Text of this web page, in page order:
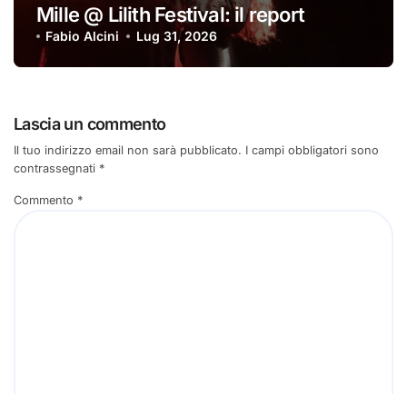
Mille @ Lilith Festival: il report
Fabio Alcini Lug 31, 2026
Lascia un commento
Il tuo indirizzo email non sarà pubblicato. I campi obbligatori sono
contrassegnati *
Commento *